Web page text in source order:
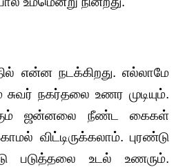
என்ன நடக்கிறது. எல்லாமே
நகர்தலை உணர முடியும்.
ஜன்னலை நீண்ட கைகள்
விட்டிருக்கலாம். புரண்டு
படுத்தலை உடல் உணரும்.